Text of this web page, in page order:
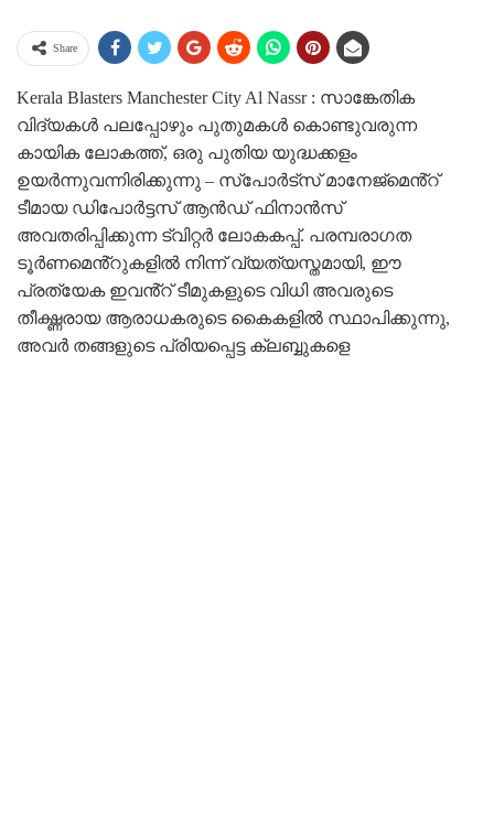
Share
Kerala Blasters Manchester City Al Nassr : സാങ്കേതിക
വിദ്യകൾ പലപ്പോഴും പുതുമകൾ കൊണ്ടുവരുന്ന
കായിക ലോകത്ത്, ഒരു പുതിയ യുദ്ധക്കളം
ഉയർന്നുവന്നിരിക്കുന്നു – സ്പോർട്സ് മാനേജ്മെൻ്റ്
ടീമായ ഡിപോർട്ടസ് ആൻഡ് ഫിനാൻസ്
അവതരിപ്പിക്കുന്ന ട്വിറ്റർ ലോകകപ്പ്. പരമ്പരാഗത
ടൂർണമെൻ്റുകളിൽ നിന്ന് വ്യത്യസ്തമായി, ഈ
പ്രത്യേക ഇവൻ്റ് ടീമുകളുടെ വിധി അവരുടെ
തീക്ഷ്ണരായ ആരാധകരുടെ കൈകളിൽ സ്ഥാപിക്കുന്നു,
അവർ തങ്ങളുടെ പ്രിയപ്പെട്ട ക്ലബ്ബുകളെ